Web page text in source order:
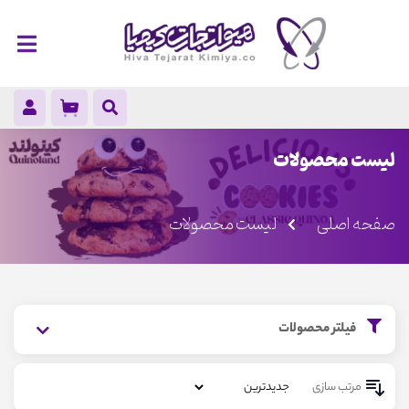
لیست محصولات
صفحه اصلی لیست محصولات
فیلتر محصولات
مرتب سازی